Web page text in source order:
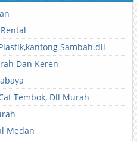
Sambah.dll
Dan Keren
Tembok, Dll Murah
Medan